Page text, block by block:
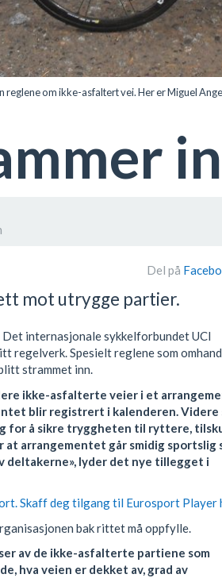
reglene om ikke-asfaltert vei. Her er Miguel
Del på
mot utrygge partier.
Det internasjonale sykkelforbundet UCI
regelverk. Spesielt reglene som
strammet inn.
ikke-asfalterte veier i et
blir registrert i kalenderen. Videre
for å sikre tryggheten til ryttere,
arrangementet går smidig sportslig
deltakerne», lyder det nye tillegget i
Skaff deg tilgang til Eurosport Player
bak rittet må oppfylle.
av de ikke-asfalterte partiene som
hva veien er dekket av, grad av